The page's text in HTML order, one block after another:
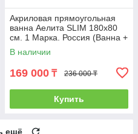
Акриловая прямоугольная
ванна Аелита SLIM 180х80
см. 1 Марка. Россия (Ванна +
ножки)
В наличии
169 000 ₸ 236 000 ₸
Купить
ещё